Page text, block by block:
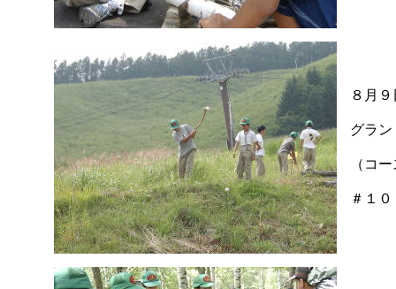
８月
グラ
（コ
＃１